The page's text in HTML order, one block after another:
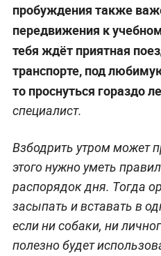
пробуждения также
передвижения к
тебя ждёт приятная
транспорте, под
то проснуться гораздо
специалист.
Взбодрить утром может
этого нужно уметь
распорядок дня. Тогда
засыпать и вставать в
если ни собаки, ни
полезно будет